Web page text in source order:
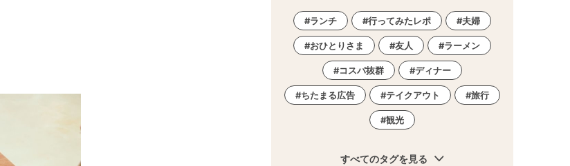
ランチ 行ってみたレポ 夫婦
おひとりさま 友人 ラーメン
コスパ抜群 ディナー
ちたまる広告 テイクアウト 旅行
観光
すべてのタグを見る